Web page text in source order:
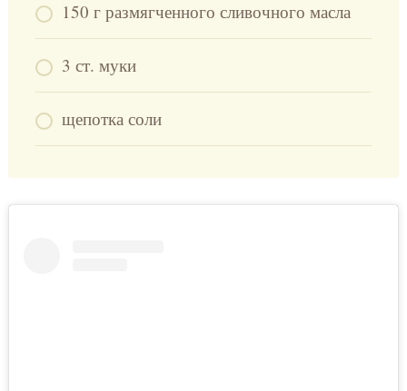
150 г размягченного сливочного масла
3 ст. муки
щепотка соли